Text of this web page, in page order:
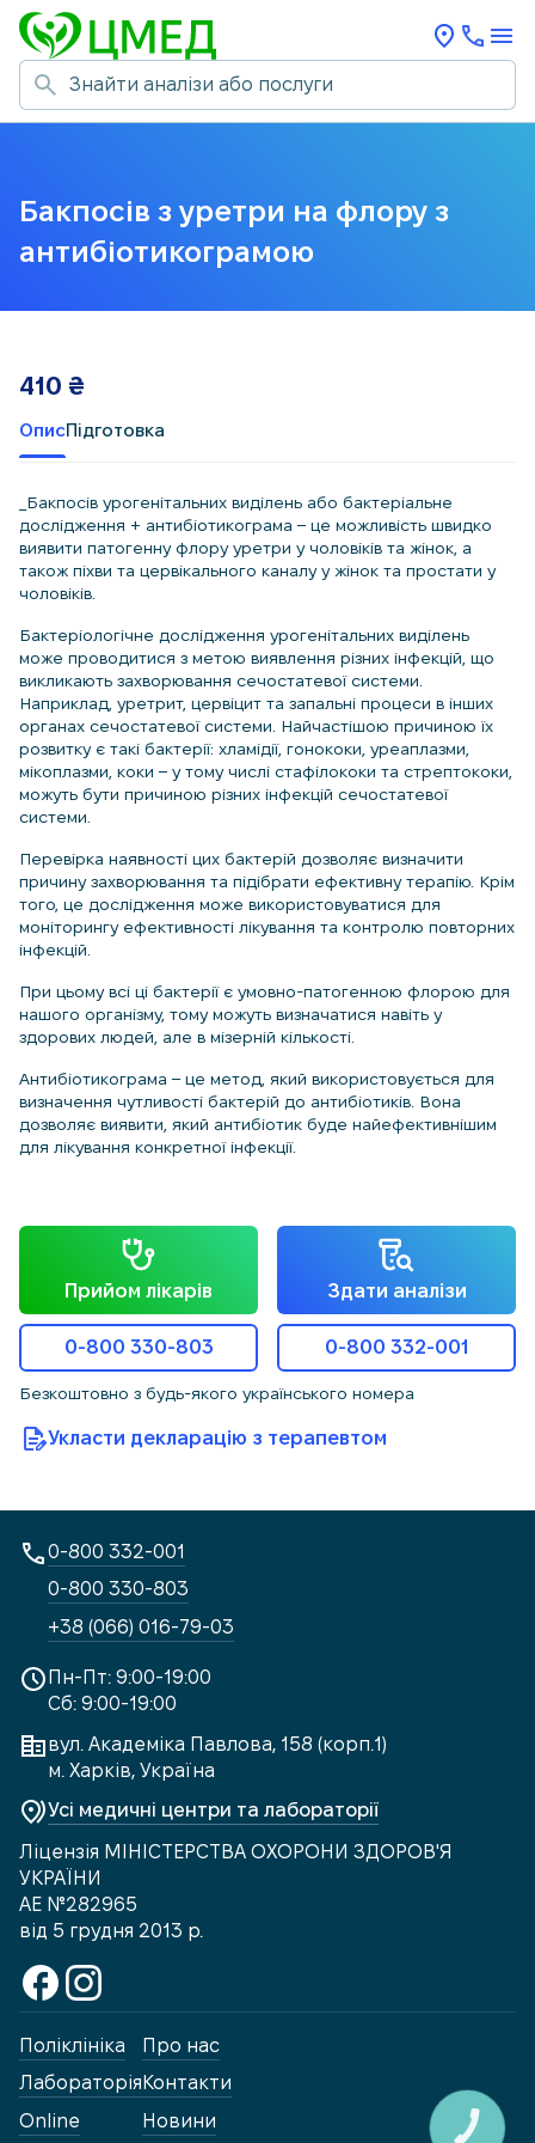
Бакпосів з уретри на флору з
антибіотикограмою
ОписПідготовка
_Бакпосів урогенітальних виділень або бактеріальне
дослідження + антибіотикограма – це можливість швидко
виявити патогенну флору уретри у чоловіків та жінок, а
також піхви та цервікального каналу у жінок та простати у
чоловіків.
Бактеріологічне дослідження урогенітальних виділень
може проводитися з метою виявлення різних інфекцій, що
викликають захворювання сечостатевої системи.
Наприклад, уретрит, цервіцит та запальні процеси в інших
органах сечостатевої системи. Найчастішою причиною їх
розвитку є такі бактерії: хламідії, гонококи, уреаплазми,
мікоплазми, коки – у тому числі стафілококи та стрептококи,
можуть бути причиною різних інфекцій сечостатевої
системи.
Перевірка наявності цих бактерій дозволяє визначити
причину захворювання та підібрати ефективну терапію. Крім
того, це дослідження може використовуватися для
моніторингу ефективності лікування та контролю повторних
інфекцій.
При цьому всі ці бактерії є умовно-патогенною флорою для
нашого організму, тому можуть визначатися навіть у
здорових людей, але в мізерній кількості.
Антибіотикограма – це метод, який використовується для
визначення чутливості бактерій до антибіотиків. Вона
дозволяє виявити, який антибіотик буде найефективнішим
для лікування конкретної інфекції.
410 ₴
Прийом лікарів Здати аналізи
0-800 330-803 0-800 332-001
Безкоштовно з будь-якого українського номера
Укласти декларацію з терапевтом
Пн-Пт: 9:00-19:00
Сб: 9:00-19:00
вул. Академіка Павлова, 158 (корп.1)
м. Харків, Україна
Усі медичні центри та лабораторії
Ліцензія МІНІСТЕРСТВА ОХОРОНИ ЗДОРОВ'Я
УКРАЇНИ
АЕ №282965
від 5 грудня 2013 р.
0-800 332-001
0-800 330-803
+38 (066) 016-79-03
Поліклініка
Лабораторія
Online
Про нас
Контакти
Новини
КНОПКА
ЗВ'ЯЗКУ